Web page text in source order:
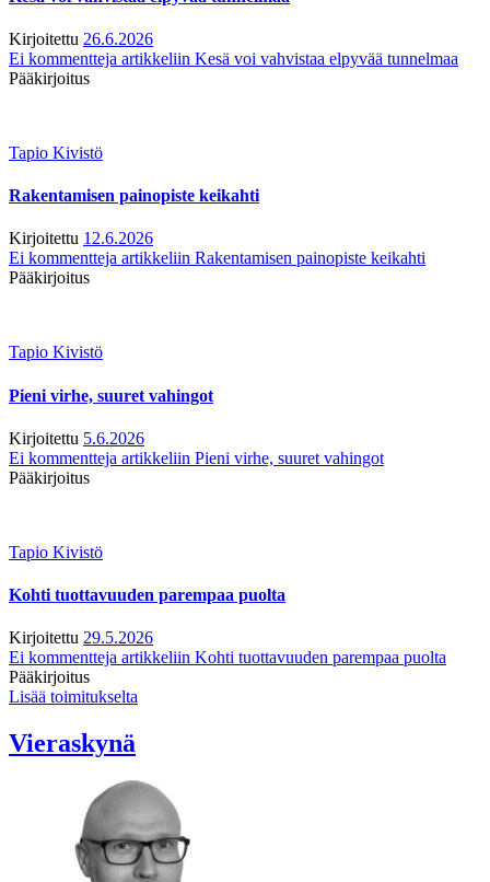
Kirjoitettu 26.6.2026
Ei kommentteja artikkeliin Kesä voi vahvistaa elpyvää tunnelmaa
Pääkirjoitus
Tapio Kivistö
Rakentamisen painopiste keikahti
Kirjoitettu 12.6.2026
Ei kommentteja artikkeliin Rakentamisen painopiste keikahti
Pääkirjoitus
Tapio Kivistö
Pieni virhe, suuret vahingot
Kirjoitettu 5.6.2026
Ei kommentteja artikkeliin Pieni virhe, suuret vahingot
Pääkirjoitus
Tapio Kivistö
Kohti tuottavuuden parempaa puolta
Kirjoitettu 29.5.2026
Ei kommentteja artikkeliin Kohti tuottavuuden parempaa puolta
Pääkirjoitus
Lisää toimitukselta
Vieraskynä